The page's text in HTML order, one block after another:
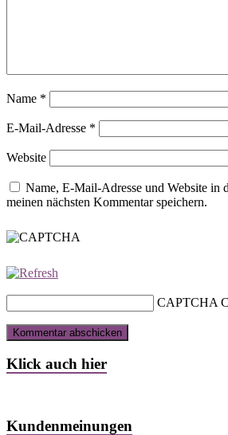
Name *
E-Mail-Adresse *
Website
Name, E-Mail-Adresse und Website in
meinen nächsten Kommentar speichern.
CAPTCHA
Klick auch hier
Kundenmeinungen